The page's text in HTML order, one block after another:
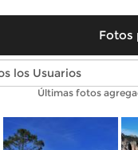
Fotos
Fotos
Últimas fotos